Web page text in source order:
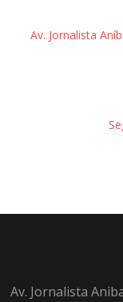
Av. Jornalista
Av. Jornalista